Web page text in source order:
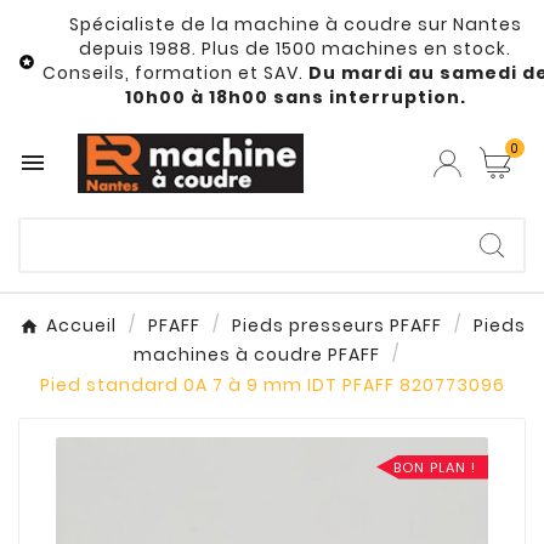

Spécialiste de la machine à coudre sur Nantes
depuis 1988. Plus de 1500 machines en stock.
Conseils, formation et SAV. Du mardi au samedi
10h00 à 18h00 sans interruption.
 0
Accueil PFAFF Pieds presseurs PFAFF
Pieds
machines à coudre PFAFF
Pied standard 0A 7 à 9 mm IDT PFAFF 820773096
BON PLAN !